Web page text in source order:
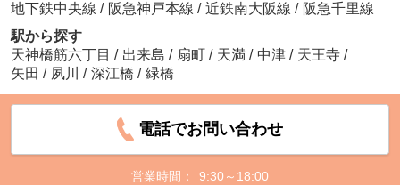
地下鉄中央線 / 阪急神戸本線 / 近鉄南大阪線 / 阪急千里線
駅から探す
天神橋筋六丁目 / 出来島 / 扇町 / 天満 / 中津 / 天王寺 /
矢田 / 夙川 / 深江橋 / 緑橋
電話でお問い合わせ
営業時間：
9:30～18:00